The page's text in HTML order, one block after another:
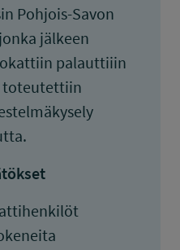
Pohjois-Savon
jälkeen
palauttiiin
toteutettiin